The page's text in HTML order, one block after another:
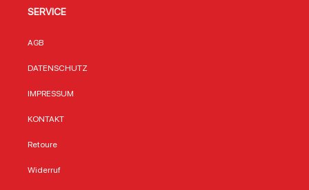
SERVICE
AGB
DATENSCHUTZ
IMPRESSUM
KONTAKT
Retoure
Widerruf